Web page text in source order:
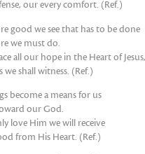
our every comfort. (Ref.)
good we see that has to be done
we must do.
all our hope in the Heart of Jesus,
we shall witness. (Ref.)
become a means for us
our God.
love Him we will receive
from His Heart. (Ref.)